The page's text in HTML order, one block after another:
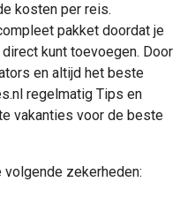
kosten per reis.
pakket doordat je
kunt toevoegen. Door
en altijd het beste
regelmatig Tips en
vakanties voor de beste
zekerheden: